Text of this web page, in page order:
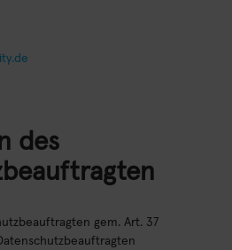
des
gem. Art. 37